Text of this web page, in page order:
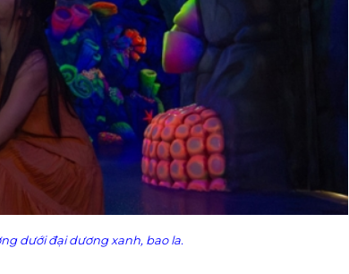
dưới đại dương xanh, bao la.